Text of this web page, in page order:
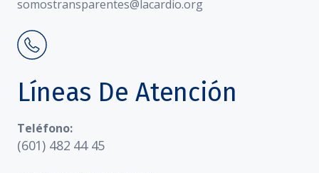
somostransparentes@lacardio.org
Líneas De Atención
Teléfono:
(601) 482 44 45